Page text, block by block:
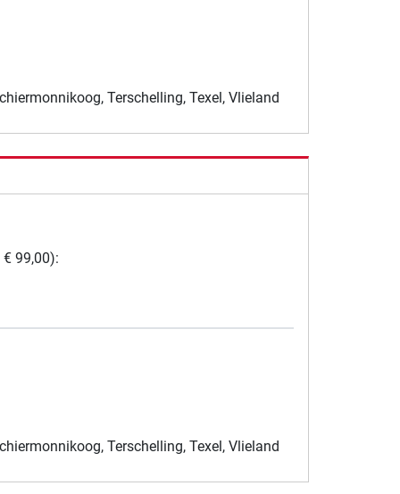
Terschelling, Texel, Vlieland
99,00):
Terschelling, Texel, Vlieland